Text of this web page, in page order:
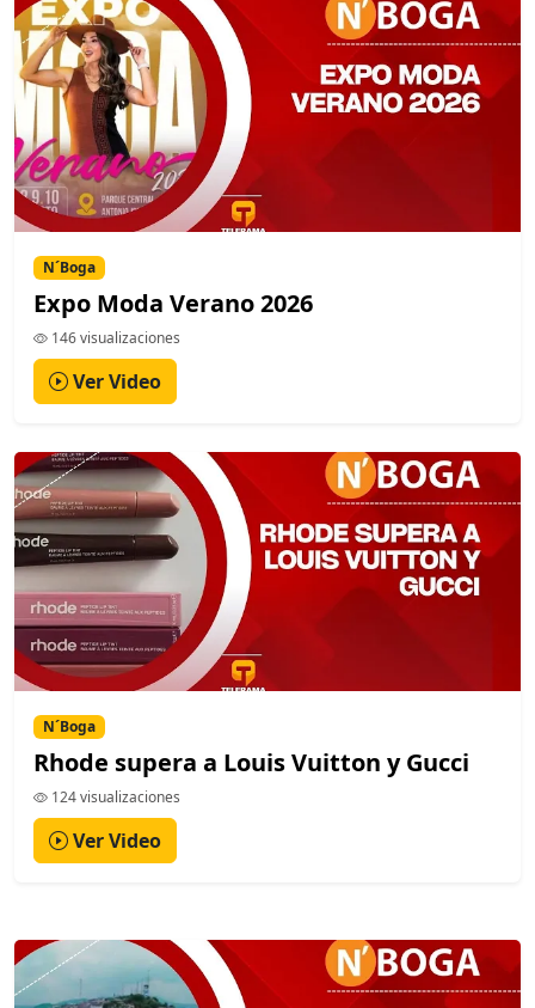
N´Boga
Expo Moda Verano 2026
146 visualizaciones
Ver Video
N´Boga
Rhode supera a Louis Vuitton y Gucci
124 visualizaciones
Ver Video